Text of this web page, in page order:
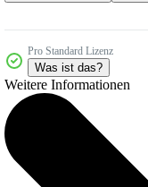
Pro Standard Lizenz
Was ist das?
Weitere Informationen